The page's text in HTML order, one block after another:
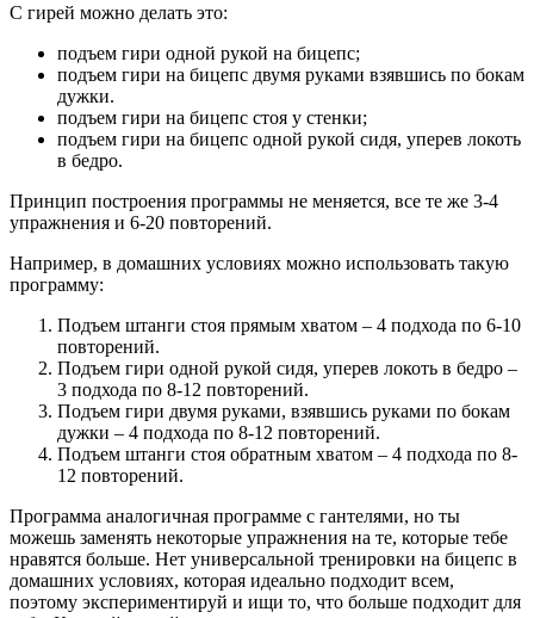
С гирей можно делать это:
подъем гири одной рукой на бицепс;
подъем гири на бицепс двумя руками взявшись по бокам
дужки.
подъем гири на бицепс стоя у стенки;
подъем гири на бицепс одной рукой сидя, уперев локоть
в бедро.
Принцип построения программы не меняется, все те же 3-4
упражнения и 6-20 повторений.
Например, в домашних условиях можно использовать такую
программу:
Подъем штанги стоя прямым хватом – 4 подхода по 6-10
повторений.
Подъем гири одной рукой сидя, уперев локоть в бедро –
3 подхода по 8-12 повторений.
Подъем гири двумя руками, взявшись руками по бокам
дужки – 4 подхода по 8-12 повторений.
Подъем штанги стоя обратным хватом – 4 подхода по 8-
12 повторений.
Программа аналогичная программе с гантелями, но ты
можешь заменять некоторые упражнения на те, которые тебе
нравятся больше. Нет универсальной тренировки на бицепс в
домашних условиях, которая идеально подходит всем,
поэтому экспериментируй и ищи то, что больше подходит для